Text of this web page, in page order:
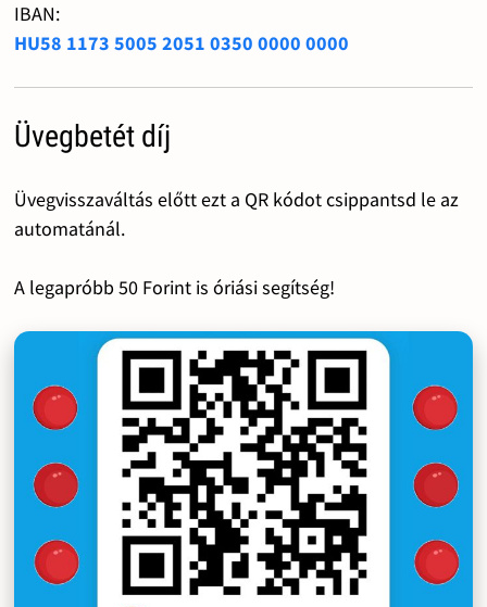
IBAN:
HU58 1173 5005 2051 0350 0000 0000
Üvegbetét díj
Üvegvisszaváltás előtt ezt a QR kódot csippantsd le az
automatánál.
A legapróbb 50 Forint is óriási segítség!